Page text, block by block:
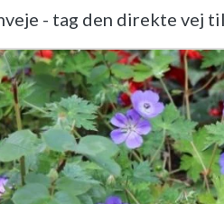
- tag den direkte vej